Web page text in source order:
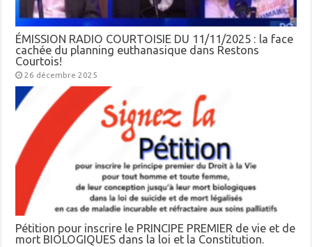
ÉMISSION RADIO COURTOISIE DU 11/11/2025 : la face
cachée du planning euthanasique dans Restons
Courtois!
26 décembre 2025
Pétition pour inscrire le PRINCIPE PREMIER de vie et de
mort BIOLOGIQUES dans la loi et la Constitution.